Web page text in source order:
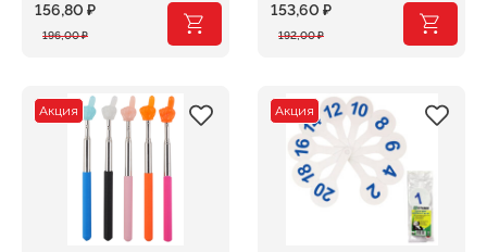
196,00₽
Первоначальная
196,00 ₽.
156,80 ₽
Текущая
192,00₽
Первоначальная
192,00 ₽.
153,60 ₽
Текущая
Акция Акция